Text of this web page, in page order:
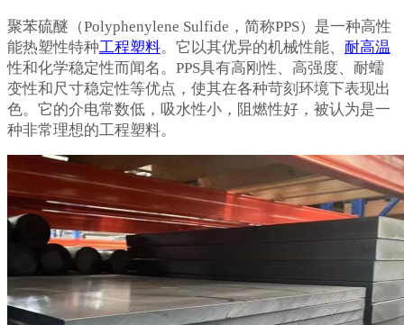
聚苯硫醚（Polyphenylene Sulfide，简称PPS）是一种高性
能热塑性特种工程塑料。它以其优异的机械性能、 耐高温
性和化学稳定性而闻名。PPS具有高刚性、高强度、耐蠕
变性和尺寸稳定性等优点，使其在各种苛刻环境下表现出
色。它的介电常数低，吸水性小，阻燃性好，被认为是一
种非常理想的工程塑料。